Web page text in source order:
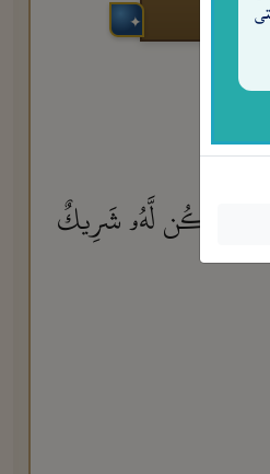
وَلَمْ يَكُن لَّهُۥ شَرِيكٌ